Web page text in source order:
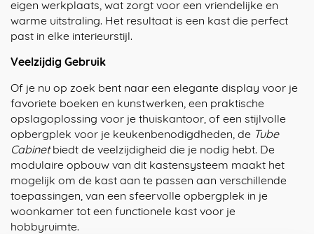
eigen werkplaats, wat zorgt voor een vriendelijke en
warme uitstraling. Het resultaat is een kast die perfect
past in elke interieurstijl.
Veelzijdig Gebruik
Of je nu op zoek bent naar een elegante display voor je
favoriete boeken en kunstwerken, een praktische
opslagoplossing voor je thuiskantoor, of een stijlvolle
opbergplek voor je keukenbenodigdheden, de Tube
Cabinetbiedt de veelzijdigheid die je nodig hebt. De
modulaire opbouw van dit kastensysteem maakt het
mogelijk om de kast aan te passen aan verschillende
toepassingen, van een sfeervolle opbergplek in je
woonkamer tot een functionele kast voor je
hobbyruimte.